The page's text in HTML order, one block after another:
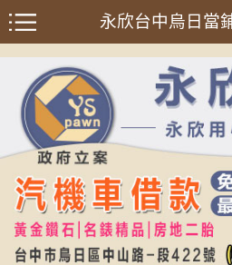
永欣台中烏日當